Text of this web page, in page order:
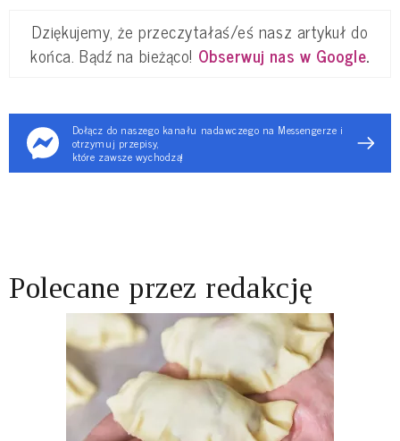
Dziękujemy, że przeczytałaś/eś nasz artykuł do
końca. Bądź na bieżąco! Obserwuj nas w Google.
Dołącz do naszego kanału nadawczego na Messengerze i
otrzymuj przepisy,
które zawsze wychodzą!
Polecane przez redakcję